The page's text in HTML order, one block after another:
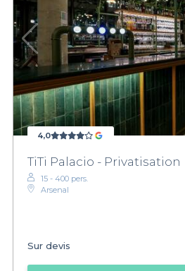
4,0
TiTi Palacio - Privatisation
15 - 400 pers.
Arsenal
Sur devis